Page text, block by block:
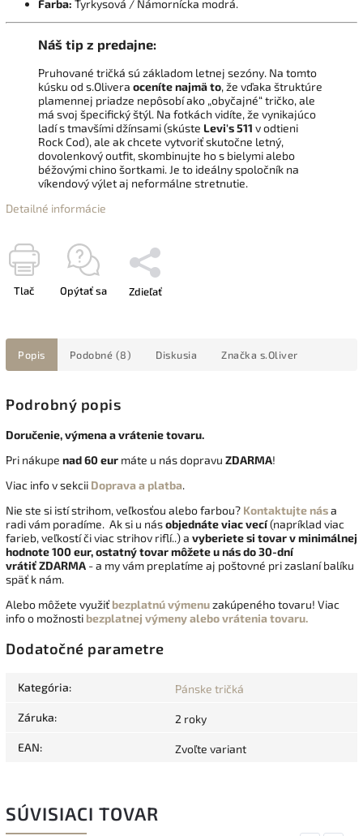
Farba: Tyrkysová / Námornícka modrá.
Náš tip z predajne:
Pruhované tričká sú základom letnej sezóny. Na tomto
kúsku od s.Olivera oceníte najmä to, že vďaka štruktúre
plamennej priadze nepôsobí ako „obyčajné“ tričko, ale
má svoj špecifický štýl. Na fotkách vidíte, že vynikajúco
ladí s tmavšími džínsami (skúste Levi's 511 v odtieni
Rock Cod), ale ak chcete vytvoriť skutočne letný,
dovolenkový outfit, skombinujte ho s bielymi alebo
béžovými chino šortkami. Je to ideálny spoločník na
víkendový výlet aj neformálne stretnutie.
Detailné informácie
Tlač Opýtať sa Zdieľať
Popis Podobné (8) Diskusia Značka s.Oliver
Podrobný popis
Doručenie, výmena a vrátenie tovaru.
Pri nákupe nad 60 eur máte u nás dopravu ZDARMA!
Viac info v sekcii Doprava a platba.
Nie ste si istí strihom, veľkosťou alebo farbou? Kontaktujte nása
radi vám poradíme. Ak si u násobjednáte viac vecí(napríklad viac
farieb, veľkostí či viac strihov riflí..) a vyberiete si tovar v minimálnej
hodnote 100 eur, ostatný tovar môžete u nás do 30-dní
vrátiťZDARMA - a my vám preplatíme aj poštovné pri zaslaní balíku
späť k nám.
Alebo môžete využiť bezplatnú výmenuzakúpeného tovaru! Viac
info o možnosti bezplatnej výmeny alebo vrátenia tovaru.
Dodatočné parametre
Kategória: Pánske tričká
Záruka: 2 roky
EAN: Zvoľte variant
SÚVISIACI TOVAR